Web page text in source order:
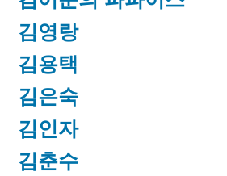
김영랑
김용택
김은숙
김인자
김춘수